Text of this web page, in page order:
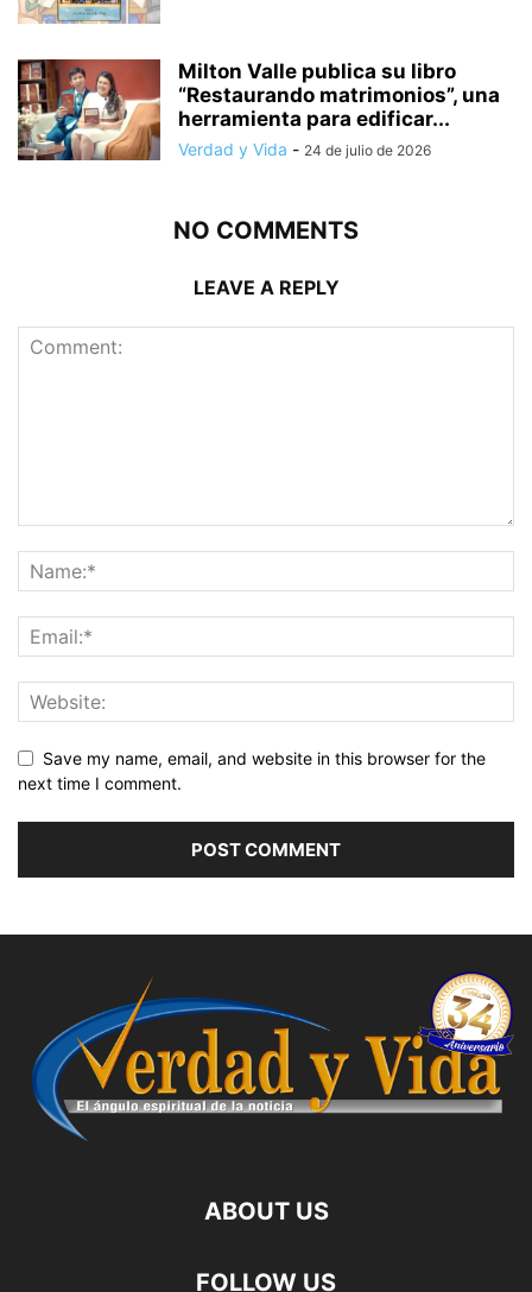
Milton Valle publica su libro
“Restaurando matrimonios”, una
herramienta para edificar...
Verdad y Vida - 24 de julio de 2026
NO COMMENTS
LEAVE A REPLY
Save my name, email, and website in this browser for the
next time I comment.
ABOUT US
FOLLOW US